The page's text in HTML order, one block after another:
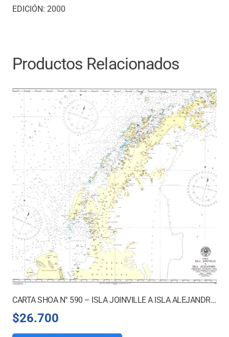
EDICIÓN: 2000
Productos Relacionados
CARTA SHOA N° 590 – ISLA JOINVILLE A ISLA ALEJANDRO I.
$26.700